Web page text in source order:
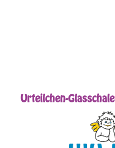
Urteilchen-Glasschale